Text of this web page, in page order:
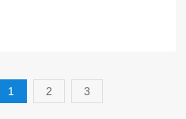
线业务（GPRS）设备技术规范
1 2 3